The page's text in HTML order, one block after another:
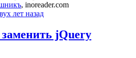
, inoreader.com
лет назад
jQuery